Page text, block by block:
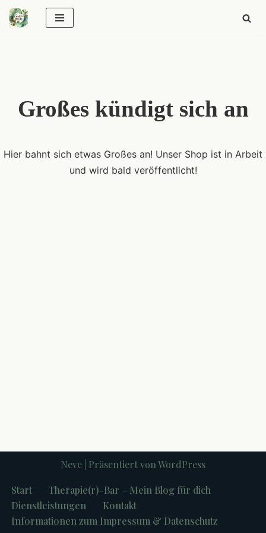
Großes kündigt sich an
Hier bahnt sich etwas Großes an! Unser Shop ist in Arbeit
und wird bald veröffentlicht!
Neve | Präsentiert vonWordPress
Start
Therapie(r)-Bar – Mein Blog für dich
Dienstleistungen
Kontakt
Informationen zum Impressum & Datenschutz